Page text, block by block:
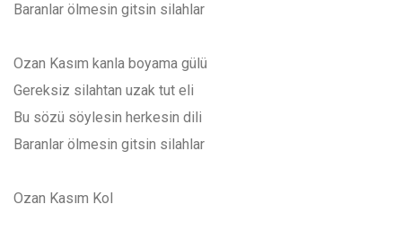
Baranlar ölmesin gitsin silahlar
Ozan Kasım kanla boyama gülü
Gereksiz silahtan uzak tut eli
Bu sözü söylesin herkesin dili
Baranlar ölmesin gitsin silahlar
Ozan Kasım Kol